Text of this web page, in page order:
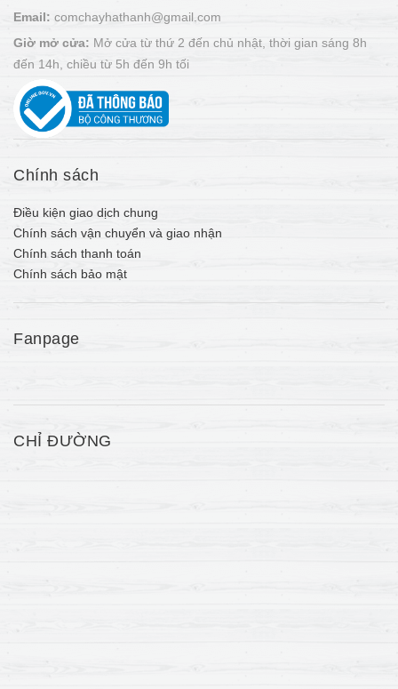
Email: comchayhathanh@gmail.com
Giờ mở cửa: Mở cửa từ thứ 2 đến chủ nhật, thời gian sáng 8h
đến 14h, chiều từ 5h đến 9h tối
Chính sách
Điều kiện giao dịch chung
Chính sách vận chuyển và giao nhận
Chính sách thanh toán
Chính sách bảo mật
Fanpage
CHỈ ĐƯỜNG